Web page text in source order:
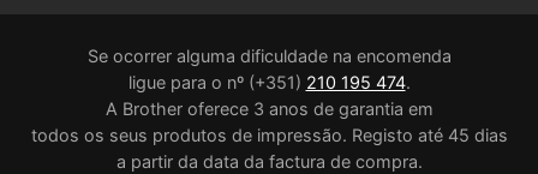
Se ocorrer alguma dificuldade na encomenda
ligue para o nº (+351) 210 195 474.
A Brother oferece 3 anos de garantia em
todos os seus produtos de impressão. Registo até 45 dias
a partir da data da factura de compra.